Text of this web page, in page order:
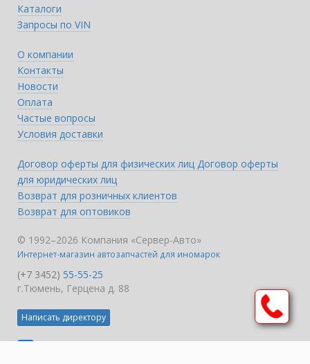
Каталоги
Запросы по VIN
О компании
Контакты
Новости
Оплата
Частые вопросы
Условия доставки
Договор оферты для физических лиц Договор оферты
для юридических лиц
Возврат для розничных клиентов
Возврат для оптовиков
© 1992–2026 Компания «Сервер-Авто»
Интернет-магазин автозапчастей для иномарок
(+7 3452) 55-55-25
г.Тюмень, Герцена д. 88
Написать директору